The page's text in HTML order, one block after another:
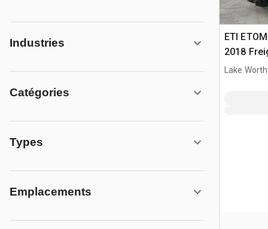
Industries
Catégories
Types
Emplacements
ETI
2018
Camion
Lake